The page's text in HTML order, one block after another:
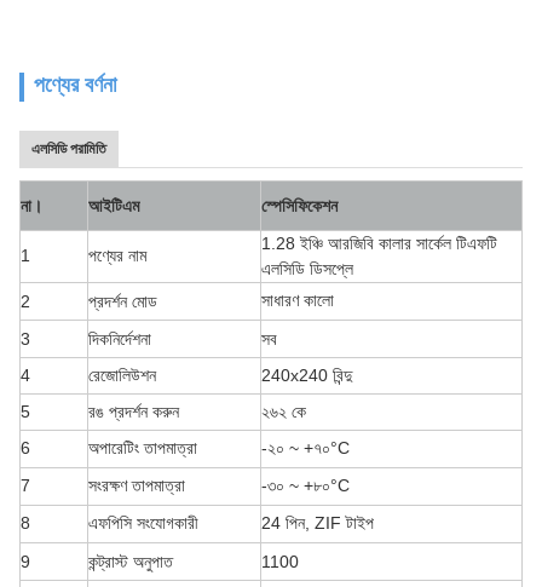
পণ্যের বর্ণনা
এলসিডি পরামিতি
না। আইটিএম স্পেসিফিকেশন
1 পণ্যের নাম
1.28 ইঞ্চি আরজিবি কালার সার্কেল টিএফটি
এলসিডি ডিসপ্লে
2
প্রদর্শন মোড
সাধারণ কালো
3
দিকনির্দেশনা
সব
4
রেজোলিউশন
240x240 বিন্দু
5
রঙ প্রদর্শন করুন
২৬২ কে
6
অপারেটিং তাপমাত্রা -২০ ~ +৭০°C
7
সংরক্ষণ তাপমাত্রা -৩০ ~ +৮০°C
8
এফপিসি সংযোগকারী
24 পিন, ZIF টাইপ
9
কন্ট্রাস্ট অনুপাত
1100